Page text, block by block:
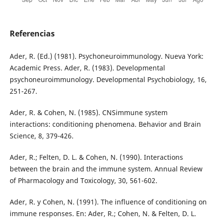
Referencias
Ader, R. (Ed.) (1981). Psychoneuroimmunology. Nueva York:
Academic Press. Ader, R. (1983). Developmental
psychoneuroimmunology. Developmental Psychobiology, 16,
251-267.
Ader, R. & Cohen, N. (1985). CNSimmune system
interactions: conditioning phenomena. Behavior and Brain
Science, 8, 379-426.
Ader, R.; Felten, D. L. & Cohen, N. (1990). Interactions
between the brain and the immune system. Annual Review
of Pharmacology and Toxicology, 30, 561-602.
Ader, R. y Cohen, N. (1991). The influence of conditioning on
immune responses. En: Ader, R.; Cohen, N. & Felten, D. L.